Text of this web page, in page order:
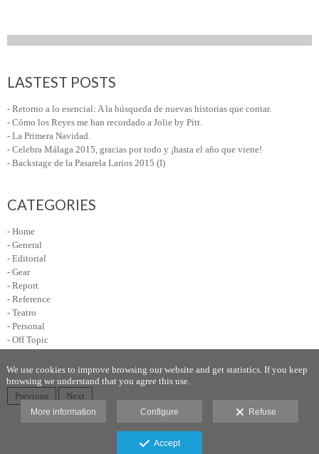
LASTEST POSTS
- Retorno a lo esencial: A la búsqueda de nuevas historias que contar.
- Cómo los Reyes me han recordado a Jolie by Pitt.
- La Primera Navidad.
- Celebra Málaga 2015, gracias por todo y ¡hasta el año que viene!
- Backstage de la Pasarela Larios 2015 (I)
CATEGORIES
- Home
- General
- Editorial
- Gear
- Report
- Reference
- Teatro
- Personal
- Off Topic
Previous Next
We use cookies to improve browsing our website and get statistics. If you keep
browsing we understand that you agree this use.
More information Configure Refuse
Accept